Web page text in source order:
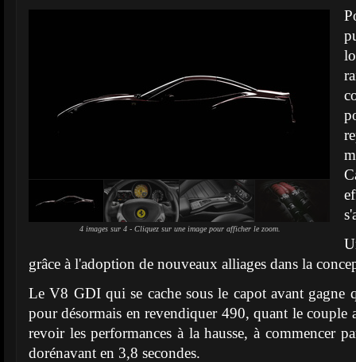
4 images sur 4 - Cliquez sur une image pour afficher le zoom.
grâce à l'adoption de nouveaux alliages dans la
Le V8 GDI qui se cache sous le capot avant gagne
pour désormais en revendiquer 490, quant le
revoir les performances à la hausse, à commencer
dorénavant en 3,8 secondes.